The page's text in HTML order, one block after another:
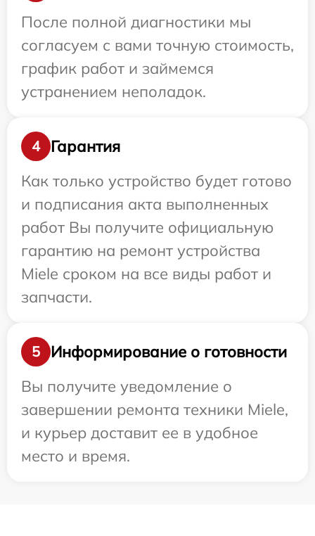
После полной диагностики мы
согласуем с вами точную стоимость,
график работ и займемся
устранением неполадок.
4
Гарантия
Как только устройство будет готово
и подписания акта выполненных
работ Вы получите официальную
гарантию на ремонт устройства
Miele сроком на все виды работ и
запчасти.
5
Информирование о готовности
Вы получите уведомление о
завершении ремонта техники Miele,
и курьер доставит ее в удобное
место и время.